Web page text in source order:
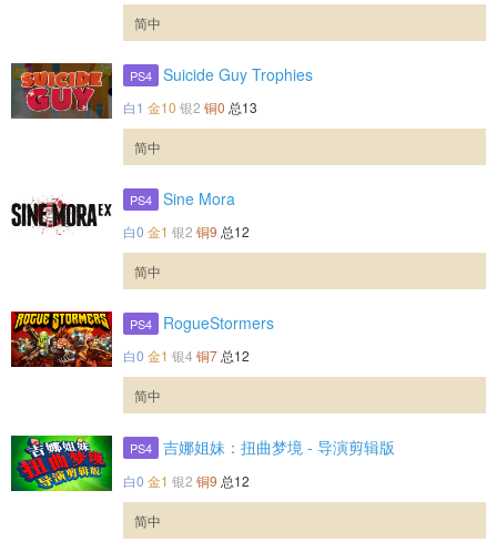
简中
PS4 Suicide Guy Trophies
白1 金10 银2 铜0 总13
简中
PS4 Sine Mora
白0 金1 银2 铜9 总12
简中
PS4 RogueStormers
白0 金1 银4 铜7 总12
简中
PS4 吉娜姐妹：扭曲梦境 - 导演剪辑版
白0 金1 银2 铜9 总12
简中